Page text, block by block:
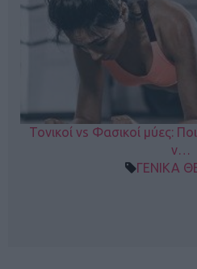
Τονικοί vs Φασικοί μύες:
ν…
ΓΕΝΙΚΑ